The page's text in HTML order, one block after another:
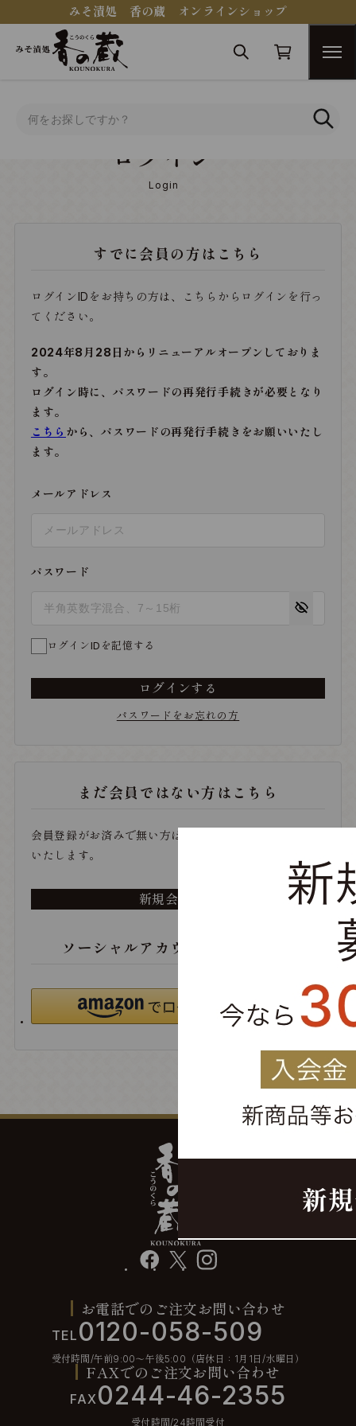
みそ漬処 香の蔵 オンラインショップ
ログイン
Login
すでに会員の方はこちら
ログインIDをお持ちの方は、こちらからログインを行っ
てください。
2024年8月28日からリニューアルオープンしておりま
す。
ログイン時に、パスワードの再発行手続きが必要となり
ます。
こちら から、パスワードの再発行手続きをお願いいたし
ます。
メールアドレス
パスワード
ログインIDを記憶する
ログインする
パスワードをお忘れの方
まだ会員ではない方はこちら
会員登録がお済みで無い方は、こちらから登録をお願い
いたします。
新規会員登録
ソーシャルアカウントでログイン
facebook instagram
お電話でのご注文お問い合わせ
TEL 0120-058-509
受付時間/午前9:00〜午後5:00（店休日：1月1日/水曜日）
FAXでのご注文お問い合わせ
FAX0244-46-2355
受付時間/24時間受付